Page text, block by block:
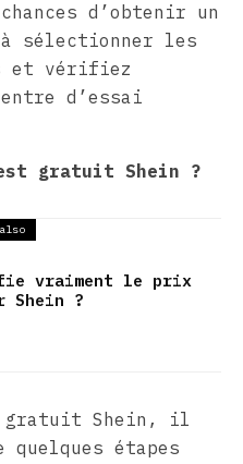
d’obtenir un
sélectionner les
et vérifiez
d’essai
gratuit Shein ?
vraiment le prix
Shein ?
gratuit Shein, il
étapes